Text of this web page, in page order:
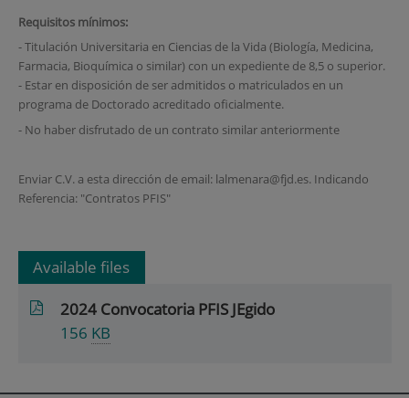
Requisitos mínimos:
- Titulación Universitaria en Ciencias de la Vida (Biología, Medicina,
Farmacia, Bioquímica o similar) con un expediente de 8,5 o superior.
- Estar en disposición de ser admitidos o matriculados en un
programa de Doctorado acreditado oficialmente.
- No haber disfrutado de un contrato similar anteriormente
Enviar C.V. a esta dirección de email: lalmenara@fjd.es. Indicando
Referencia: "Contratos PFIS"
Available files
2024 Convocatoria PFIS JEgido
156 KB